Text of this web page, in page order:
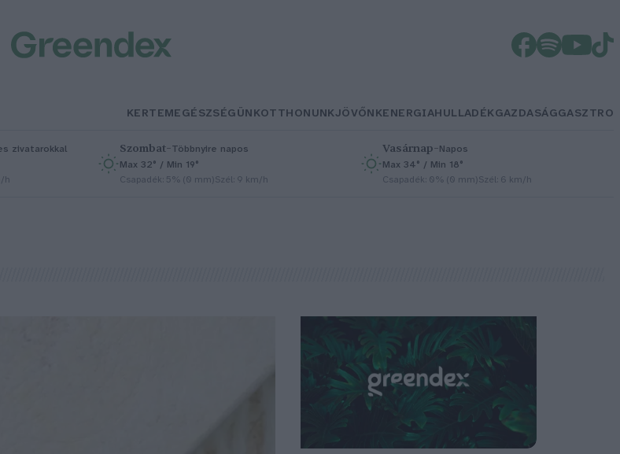
KERTEMEGÉSZSÉGÜNKOTTHONUNKJÖVŐNKENERGIAHULLADÉKGAZDASÁGGASZTRO
zivatarokkal
h
Szombat–Többnyire napos
Max 32° / Min 19°
Csapadék: 5% (0 mm)Szél: 9 km/h
Vasárnap–Napos
Max 34° / Min 18°
Csapadék: 0% (0 mm)Szél: 6 km/h